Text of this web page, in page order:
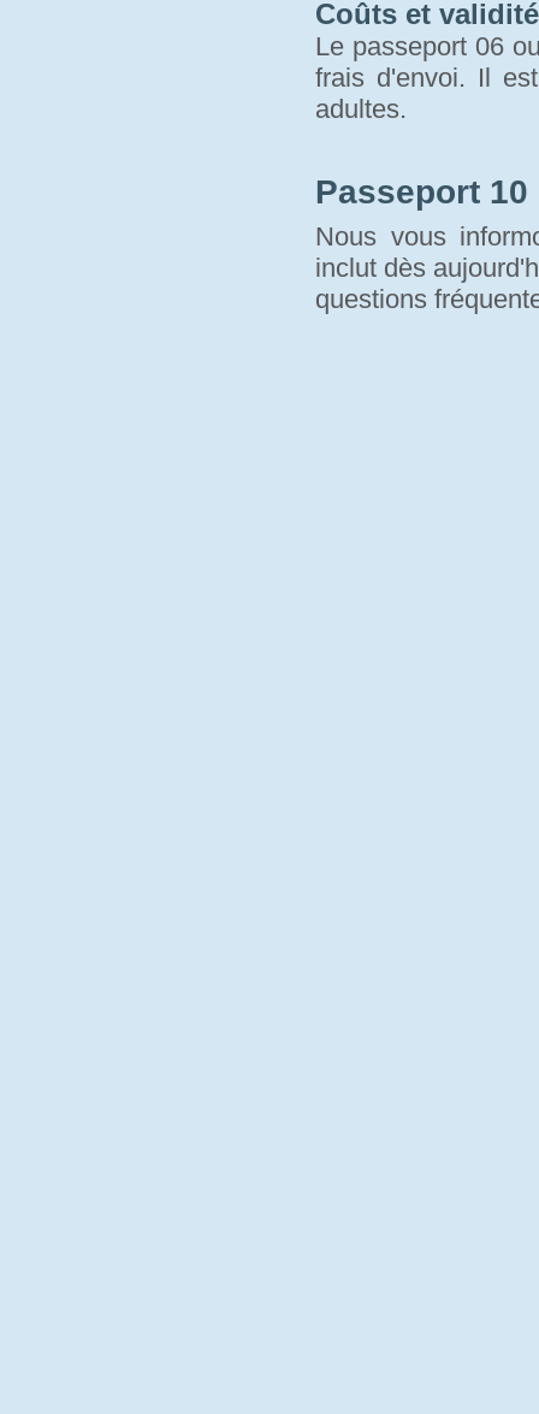
Coûts et
Le passeport 06
frais d'envoi. Il
adultes.
Passeport 10
Nous vous
inclut dès
questions